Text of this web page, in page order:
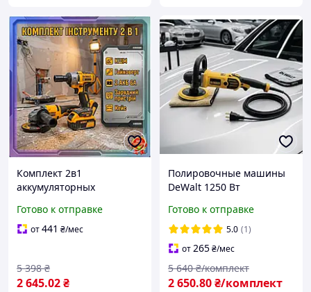
Комплект 2в1
аккумуляторных
болгарка и гайковерт
Набор инструментов с 2
Готово к отправке
от441 ₴/мес
2 645.02₴
5 398 ₴
Полировочные машины
DeWalt 1250 Вт
Сеть 220В Полировочные
машины для авто
Диаметр диска 180 мм
3500 оботов
Готово к отправке
5.0 (1)
от265₴/мес
2 650.80₴/комплект
5 640 ₴/комплект